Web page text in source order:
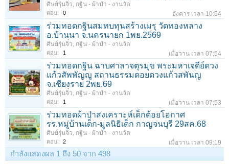
ศิษย์รุ่นจิ๋ว, กฐิน - ผ้าป่า - งานวัด
ตอบ: 0 อังคาร เวลา 10:54
ร่วมทอดกฐินสมทบทุนสร้างเมรุ วัดทองหลาง
อ.บ้านนา จ.นครนายก 1พย.2569
ศิษย์รุ่นจิ๋ว, กฐิน - ผ้าป่า - งานวัด
ตอบ: 1 เมื่อวาน เวลา 07:54
ร่วมทอดกฐิน ฉาบศาลาจตุรมุข พระมหาเจดีย์ดวง
แก้วสัพพัญญู สถานธรรมดอยดวงแก้วสพันญ
จ.เชียงราย 2พย.69
ศิษย์รุ่นจิ๋ว, กฐิน - ผ้าป่า - งานวัด
ตอบ: 1 เมื่อวาน เวลา 07:53
ร่วมทอดผ้าป่าสงเคราะห์เด็กด้อยโอกาศ
รร.หมู่บ้านเด็ก-มูลนิธิเด็ก กาญจนบุรี 29สค.68
ศิษย์รุ่นจิ๋ว, กฐิน - ผ้าป่า - งานวัด
ตอบ: 2 เมื่อวาน เวลา 09:19
กำลังแสดงผล 1 ถึง 50 จาก 498